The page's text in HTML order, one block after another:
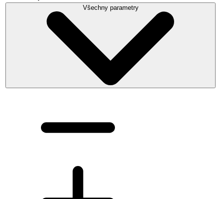
Všechny parametry